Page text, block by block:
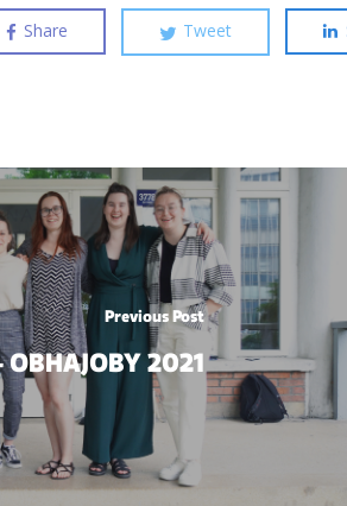
Share Tweet
Previous Post
OBHAJOBY 2021